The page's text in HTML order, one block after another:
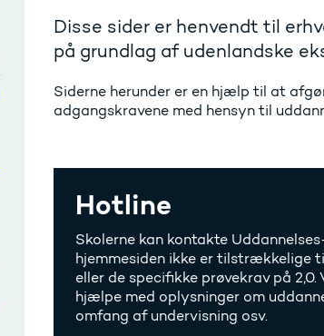
Disse sider er henvendt til
på grundlag af udenlandske
Siderne herunder er en hjælp til at
adgangskravene med hensyn til
Hotline
Skolerne kan kontakte
hjemmesiden ikke er tilstrækkelige
eller de specifikke prøvekrav på
hjælpe med oplysninger om
omfang af undervisning osv.